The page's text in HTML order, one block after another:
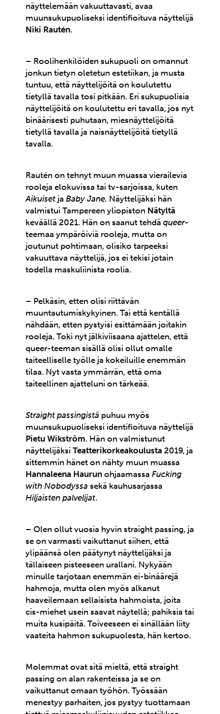
näyttelemään vakuuttavasti, avaa
muunsukupuoliseksi identifioituva näyttelijä
Niki Rautén.
– Roolihenkilöiden sukupuoli on omannut
jonkun tietyn oletetun estetiikan, ja musta
tuntuu, että näyttelijöitä on koulutettu
tietyllä tavalla tosi pitkään. Eri sukupuolisia
näyttelijöitä on koulutettu eri tavalla, jos nyt
binäärisesti puhutaan, miesnäyttelijöitä
tietyllä tavalla ja naisnäyttelijöitä tietyllä
tavalla.
Rautén on tehnyt muun muassa vierailevia
rooleja elokuvissa tai tv-sarjoissa, kuten
Aikuiset jaBaby Jane. Näyttelijäksi hän
valmistui Tampereen yliopiston Nätyltä
keväällä 2021. Hän on saanut tehdäqueer-
teemaa ympäröiviä rooleja, mutta on
joutunut pohtimaan, olisiko tarpeeksi
vakuuttava näyttelijä, jos ei tekisi jotain
todella maskuliinista roolia.
– Pelkäsin, etten olisi riittävän
muuntautumiskykyinen. Tai että kentällä
nähdään, etten pystyisi esittämään joitakin
rooleja. Toki nyt jälkiviisaana ajattelen, että
queer-teeman sisällä olisi ollut omalle
taiteelliselle työlle ja kokeiluille enemmän
tilaa. Nyt vasta ymmärrän, että oma
taiteellinen ajatteluni on tärkeää.
Straight passingistä puhuu myös
muunsukupuoliseksi identifioituva näyttelijä
Pietu Wikström. Hän on valmistunut
näyttelijäksiTeatterikorkeakoulusta 2019, ja
sittemmin hänet on nähty muun muassa
Hannaleena Haurun ohjaamassaFucking
with Nobodyssa sekä kauhusarjassa
Hiljaisten palvelijat.
– Olen ollut vuosia hyvin straight passing, ja
se on varmasti vaikuttanut siihen, että
ylipäänsä olen päätynyt näyttelijäksi ja
tällaiseen pisteeseen urallani. Nykyään
minulle tarjotaan enemmän ei-binäärejä
hahmoja, mutta olen myös alkanut
haaveilemaan sellaisista hahmoista, joita
cis-miehet usein saavat näytellä; pahiksia tai
muita kusipäitä. Toiveeseen ei sinällään liity
vaateita hahmon sukupuolesta, hän kertoo.
Molemmat ovat sitä mieltä, että straight
passing on alan rakenteissa ja se on
vaikuttanut omaan työhön. Työssään
menestyy parhaiten, jos pystyy tuottamaan